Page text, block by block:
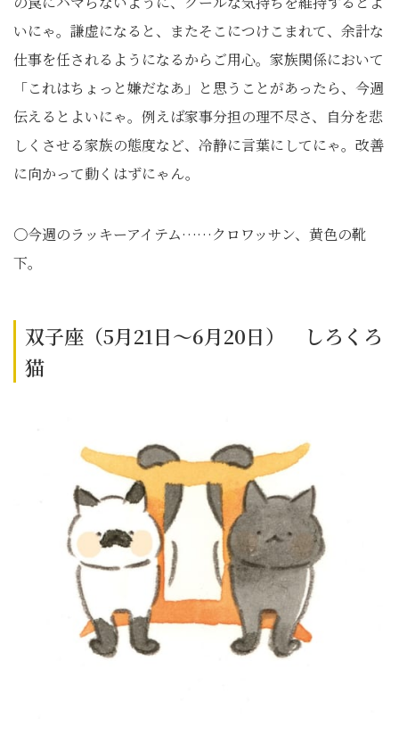
いにゃ。謙虚になると、またそこにつけこまれて、余計な
仕事を任されるようになるからご用心。家族関係において
「これはちょっと嫌だなあ」と思うことがあったら、今週
伝えるとよいにゃ。例えば家事分担の理不尽さ、自分を悲
しくさせる家族の態度など、冷静に言葉にしてにゃ。改善
に向かって動くはずにゃん。
〇今週のラッキーアイテム……クロワッサン、黄色の靴
下。
双子座（5月21日～6月20日） しろくろ
猫